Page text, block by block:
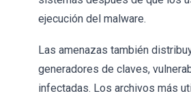
ejecución del malware.
Las amenazas también
generadores de claves,
infectadas. Los archivos más